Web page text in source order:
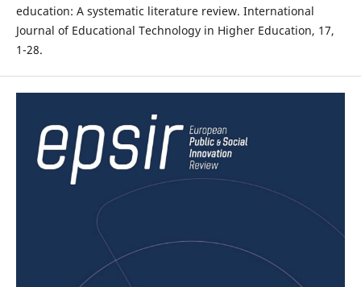
education: A systematic literature review. International
Journal of Educational Technology in Higher Education, 17,
1-28.